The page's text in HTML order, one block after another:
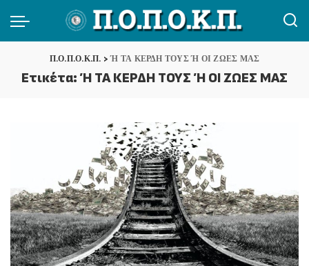
Π.Ο.Π.Ο.Κ.Π. >Ή ΤΑ ΚΕΡΔΗ ΤΟΥΣ Ή ΟΙ ΖΩΕΣ ΜΑΣ
Ετικέτα: Ή ΤΑ ΚΕΡΔΗ ΤΟΥΣ Ή ΟΙ ΖΩΕΣ ΜΑΣ